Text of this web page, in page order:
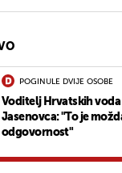
POGINULE DVIJE OSOBE
Voditelj Hrvatskih voda
Jasenovca: "To je
odgovornost"